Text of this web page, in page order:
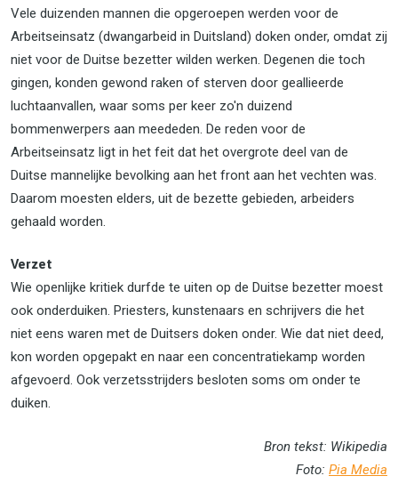
Vele duizenden mannen die opgeroepen werden voor de
Arbeitseinsatz (dwangarbeid in Duitsland) doken onder, omdat zij
niet voor de Duitse bezetter wilden werken. Degenen die toch
gingen, konden gewond raken of sterven door geallieerde
luchtaanvallen, waar soms per keer zo'n duizend
bommenwerpers aan meededen. De reden voor de
Arbeitseinsatz ligt in het feit dat het overgrote deel van de
Duitse mannelijke bevolking aan het front aan het vechten was.
Daarom moesten elders, uit de bezette gebieden, arbeiders
gehaald worden.
Verzet
Wie openlijke kritiek durfde te uiten op de Duitse bezetter moest
ook onderduiken. Priesters, kunstenaars en schrijvers die het
niet eens waren met de Duitsers doken onder. Wie dat niet deed,
kon worden opgepakt en naar een concentratiekamp worden
afgevoerd. Ook verzetsstrijders besloten soms om onder te
duiken.
Bron tekst: Wikipedia
Foto: Pia Media